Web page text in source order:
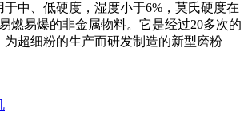
于中、低硬度，湿度小于6%，莫氏硬度在
燃易爆的非金属物料。它是经过20多次的
为超细粉的生产而研发制造的新型磨粉